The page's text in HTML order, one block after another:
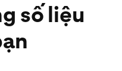
số liệu